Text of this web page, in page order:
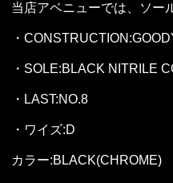
当店アベニューでは、ソー
・
・SOLE:BLACK NITRILE
・LAST:NO.8
・ワイズ:D
カラー:BLACK(CHROME)